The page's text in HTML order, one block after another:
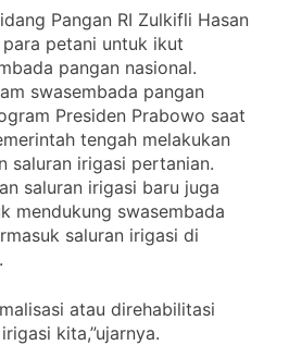
Pangan RI Zulkifli Hasan
petani untuk ikut
pangan nasional.
swasembada pangan
Presiden Prabowo saat
tengah melakukan
saluran irigasi pertanian.
saluran irigasi baru juga
mendukung swasembada
saluran irigasi di
atau direhabilitasi
kita,”ujarnya.